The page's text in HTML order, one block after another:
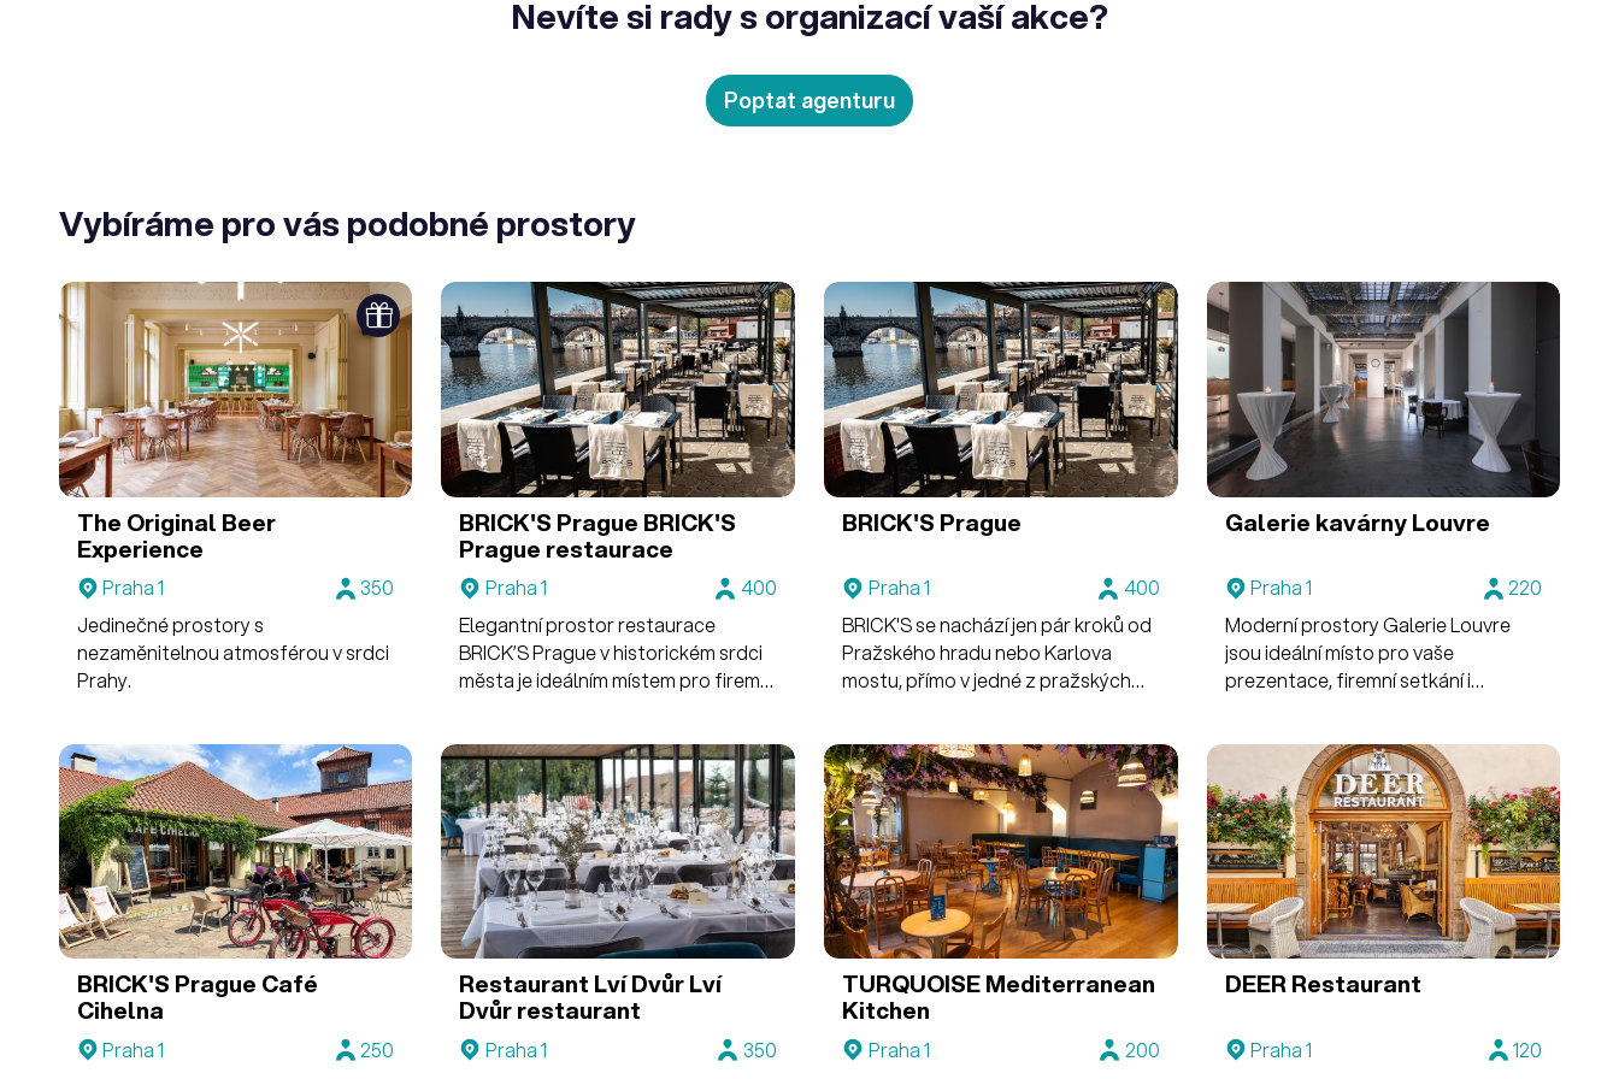
Nevíte si rady s organizací vaší akce?
Poptat agenturu
Vybíráme pro vás podobné prostory
The Original Beer
Experience
Praha 1
350
Jedinečné prostory s
nezaměnitelnou atmosférou v srdci
Prahy.
BRICK'S Prague BRICK'S
Prague restaurace
Praha 1
400
Elegantní prostor restaurace
BRICK’S Prague v historickém srdci
města je ideálním místem pro firemní
BRICK'S Prague
Praha 1
400
BRICK'S se nachází jen pár kroků od
Pražského hradu nebo Karlova
mostu, přímo v jedné z pražských
terasou BRICK'S bylo známé jako
zdroj inspirace pro světoznámého
spisovatele Franze Kafku.
Galerie kavárny Louvre
Praha 1
220
Moderní prostory Galerie Louvre
jsou ideální místo pro vaše
prezentace, firemní setkání i
BRICK'S Prague Café
Cihelna
Praha 1
250
Restaurant Lví DvůrLví
Dvůr restaurant
Praha 1
350
TURQUOISE Mediterranean
Kitchen
Praha 1
200
DEER Restaurant
Praha 1
120